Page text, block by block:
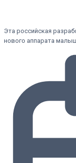
Эта российская
нового аппарата